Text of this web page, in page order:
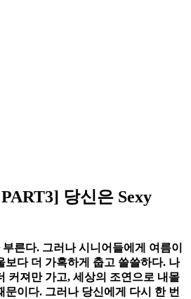
당신은 Sexy
른다. 그러나 시니어들에게 여름이
보다 더 가혹하게 춥고 쓸쓸하다. 나
커져만 가고, 세상의 조연으로 내몰
문이다. 그러나 당신에게 다시 한 번